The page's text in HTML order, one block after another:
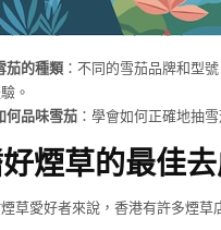
茄的種類：不同的雪茄品牌和型
。
何品味雪茄：學會如何正確地抽
煙草的最佳
草愛好者來說，香港有許多煙草